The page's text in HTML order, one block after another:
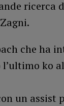
ricerca
che ha
ko
un assist